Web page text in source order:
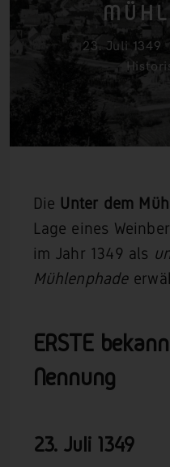
23. Juli 1349
Die Unter dem
Lage eines
im Jahr 1349 als
Mühlenphade
ERSTE
Nennung
23. Juli 1349